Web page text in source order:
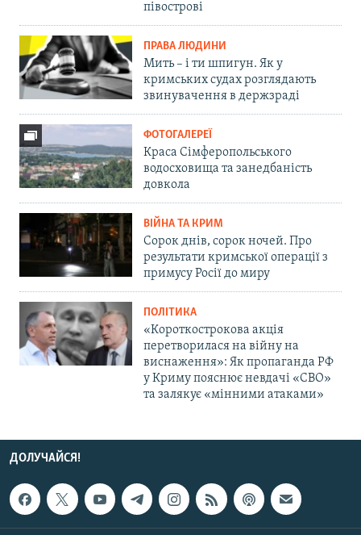
півострові
ПРАВА ЛЮДИНИ
Мить – і ти шпигун. Як у
кримських судах розглядають
звинувачення в держзраді
ФОТОГАЛЕРЕЇ
Краса Сімферопольського
водосховища та занедбаність
довкола
ВІЙНА ТА КРИМ
Сорок днів, сорок ночей. Про
результати кримської операції з
примусу Росії до миру
ПОЛІТИКА
«Короткострокова акція
перетворилася на війну на
виснаження»: Як пропаганда РФ
у Криму пояснює невдачі «СВО»
та залякує «мінними атаками»
ДОЛУЧАЙСЯ!